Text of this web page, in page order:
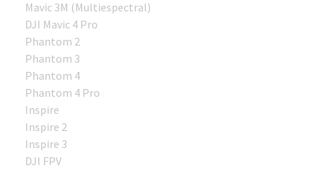
Mavic 3M (Multiespectral)
DJI Mavic 4 Pro
Phantom 2
Phantom 3
Phantom 4
Phantom 4 Pro
Inspire
Inspire 2
Inspire 3
DJI FPV